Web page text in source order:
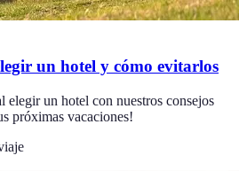
un hotel y cómo evitarlos
elegir un hotel con nuestros consejos
próximas vacaciones!